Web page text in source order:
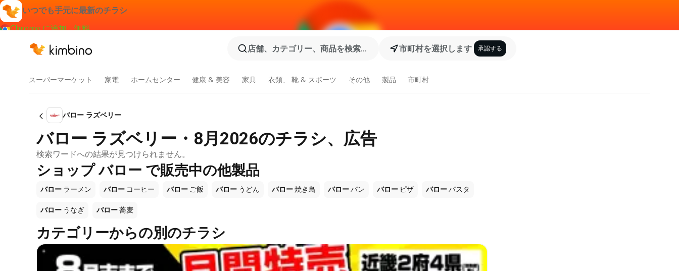
いつでも手元に最新のチラシ
Chrome に追加 - 無料
店舗、カテゴリー、商品を検索...
市町村を選択します 承認する
スーパーマーケット 家電 ホームセンター 健康 & 美容 家具 衣類、 靴 & スポーツ その他 製品 市町村
バロー ラズベリー
バロー ラズベリー・8月2026のチラシ、広告
検索ワードへの結果が見つけられません。
ショップ バロー で販売中の他製品
バロー ラーメン バロー コーヒー バロー ご飯 バロー うどん バロー焼き鳥 バローパン バロー ピザ バローパスタ
バロー うなぎ バロー蕎麦
カテゴリーからの別のチラシ